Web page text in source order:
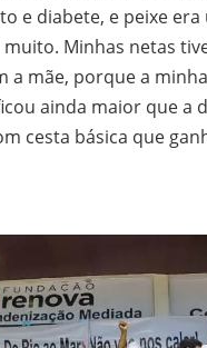
e diabete, e peixe era
muito. Minhas netas
a mãe, porque a minha
ainda maior que a
cesta básica que